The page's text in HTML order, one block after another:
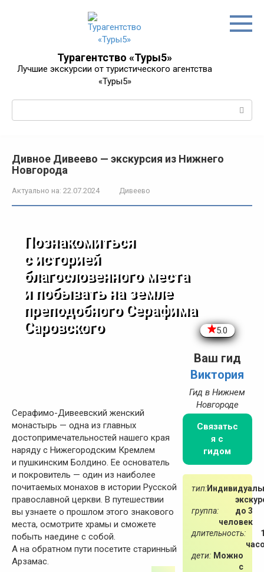
Турагентство «Туры5»
Лучшие экскурсии от туристического агентства
«Туры5»
Дивное Дивеево — экскурсия из Нижнего
Новгорода
Актуально на: 22.07.2024 Дивеево
Познакомиться
с историей
благословенного места
и побывать на земле
преподобного Серафима
Саровского
5.0
Ваш гид
Виктория
Гид в Нижнем
Новгороде
Связатьс
я с
гидом
тип:
группа:
до 3
человек
длительность:
дети: Можно
с
Серафимо-Дивеевский женский
монастырь — одна из главных
достопримечательностей нашего края
наряду с Нижегородским Кремлем
и пушкинским Болдино. Ее основатель
и покровитель — один из наиболее
почитаемых монахов в истории Русской
православной церкви. В путешествии
вы узнаете о прошлом этого знакового
места, осмотрите храмы и сможете
побыть наедине с собой.
А на обратном пути посетите старинный
Арзамас.